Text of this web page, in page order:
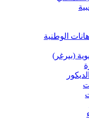
الوطنية
(بيرغر)